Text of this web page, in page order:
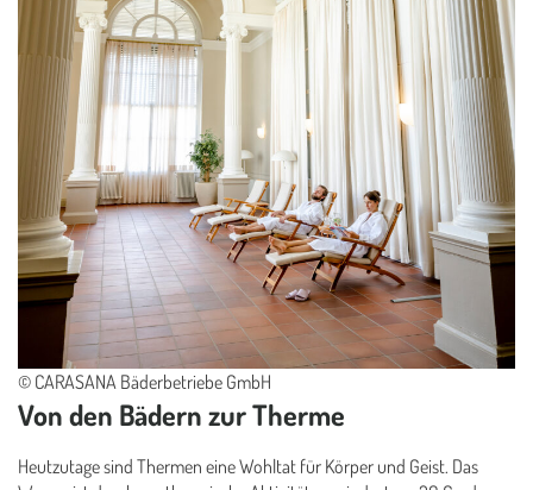
© CARASANA Bäderbetriebe GmbH
Von den Bädern zur Therme
Heutzutage sind Thermen eine Wohltat für Körper und Geist. Das